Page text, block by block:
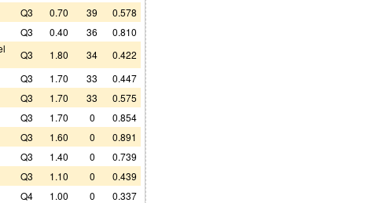
Q3 0.70 39 0.578
Q3 0.40 36 0.810
Q3 1.80 34 0.422
Q3 1.70 33 0.447
Q3 1.70 33 0.575
Q3 1.70 0 0.854
Q3 1.60 0 0.891
Q3 1.40 0 0.739
Q3 1.10 0 0.439
Q4 1.00 0 0.337